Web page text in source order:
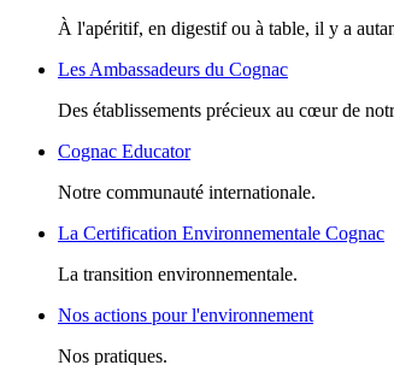
À l'apéritif, en digestif ou à table, il y a
Les Ambassadeurs du Cognac
Des établissements précieux au cœur de
Cognac Educator
Notre communauté internationale.
La Certification Environnementale Cognac
La transition environnementale.
Nos actions pour l'environnement
Nos pratiques.